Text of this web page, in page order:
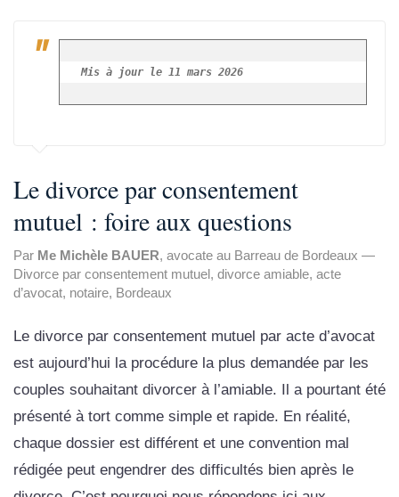
Mis à jour le 11 mars 2026
Le divorce par consentement
mutuel : foire aux questions
Par Me Michèle BAUER, avocate au Barreau de Bordeaux —
Divorce par consentement mutuel, divorce amiable, acte
d’avocat, notaire, Bordeaux
Le divorce par consentement mutuel par acte d’avocat
est aujourd’hui la procédure la plus demandée par les
couples souhaitant divorcer à l’amiable. Il a pourtant été
présenté à tort comme simple et rapide. En réalité,
chaque dossier est différent et une convention mal
rédigée peut engendrer des difficultés bien après le